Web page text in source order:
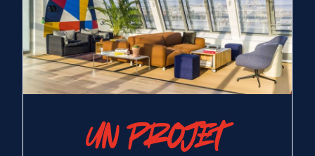
UN PROJET